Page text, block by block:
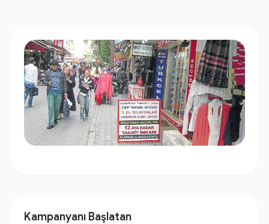
Kampanyanı Başlatan